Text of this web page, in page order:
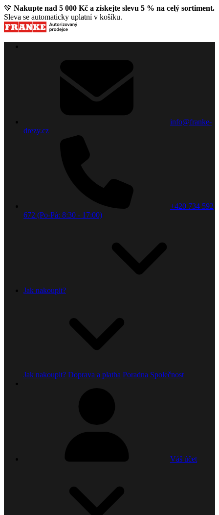
💚 Nakupte nad 5 000 Kč a získejte slevu 5 % na celý sortiment.
Sleva se automaticky uplatní v košíku.
info@franke-
drezy.cz
+420 734 592
672 (Po-Pá: 8:30 - 17:00)
Jak nakoupit?
Jak nakoupit? Doprava a platba Poradna Společnost
Váš účet